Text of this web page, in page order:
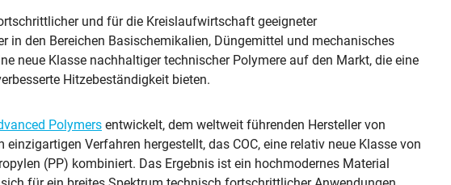
und für die Kreislaufwirtschaft geeigneter
in den Bereichen Basischemikalien, Düngemittel und mechanisches
neue Klasse nachhaltiger technischer Polymere auf den Markt, die eine
Hitzebeständigkeit bieten.
Polymers entwickelt, dem weltweit führenden Hersteller von
Verfahren hergestellt, das COC, eine relativ neue Klasse von
(PP) kombiniert. Das Ergebnis ist ein hochmodernes Material